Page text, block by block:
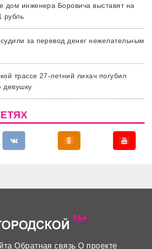
дом инженера Боровича выставят на
рубль
за перевод денег нежелательным
трассе 27-летний лихач погубил
девушку
Обратная связь О проекте